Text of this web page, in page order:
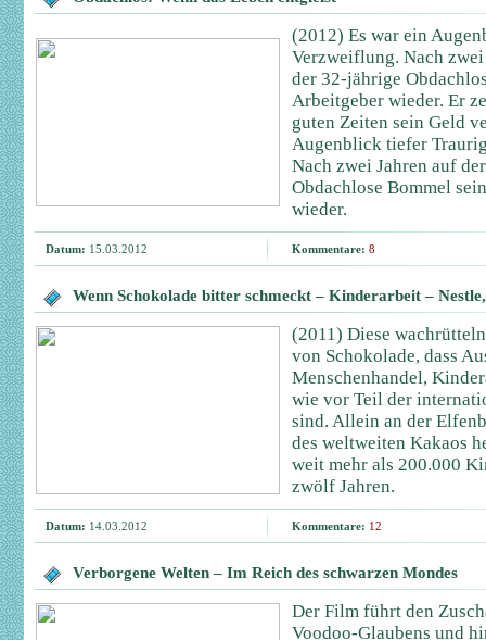
(2012) Es war ein
Verzweiflung. Nach
der 32-jährige
Arbeitgeber wieder. Er
guten Zeiten sein Geld
Augenblick tiefer
Nach zwei Jahren auf
Obdachlose Bommel
wieder.
Datum: 15.03.2012 Kommentare: 8
Wenn Schokolade bitter schmeckt – Kinderarbeit –
(2011) Diese
von Schokolade, dass
Menschenhandel,
wie vor Teil der
sind. Allein an der
des weltweiten Kakaos
weit mehr als 200.000
zwölf Jahren.
Datum: 14.03.2012 Kommentare: 12
Verborgene Welten – Im Reich des schwarzen Mondes
Der Film führt den
Voodoo-Glaubens und